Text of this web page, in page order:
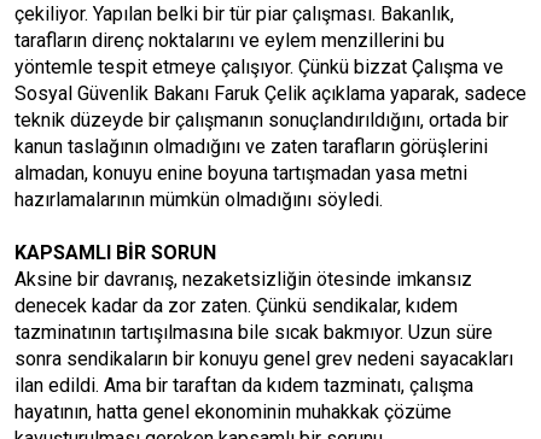
çekiliyor. Yapılan belki bir tür piar çalışması. Bakanlık,
tarafların direnç noktalarını ve eylem menzillerini bu
yöntemle tespit etmeye çalışıyor. Çünkü bizzat Çalışma ve
Sosyal Güvenlik Bakanı Faruk Çelik açıklama yaparak, sadece
teknik düzeyde bir çalışmanın sonuçlandırıldığını, ortada bir
kanun taslağının olmadığını ve zaten tarafların görüşlerini
almadan, konuyu enine boyuna tartışmadan yasa metni
hazırlamalarının mümkün olmadığını söyledi.
KAPSAMLI BİR SORUN
Aksine bir davranış, nezaketsizliğin ötesinde imkansız
denecek kadar da zor zaten. Çünkü sendikalar, kıdem
tazminatının tartışılmasına bile sıcak bakmıyor. Uzun süre
sonra sendikaların bir konuyu genel grev nedeni sayacakları
ilan edildi. Ama bir taraftan da kıdem tazminatı, çalışma
hayatının, hatta genel ekonominin muhakkak çözüme